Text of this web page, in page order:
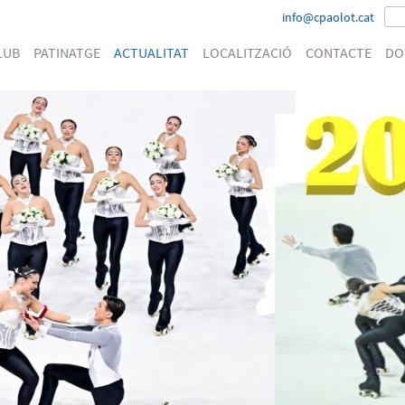
info@cpaolot.cat
PATINATGE ACTUALITAT LOCALITZACIÓ CONTACTE